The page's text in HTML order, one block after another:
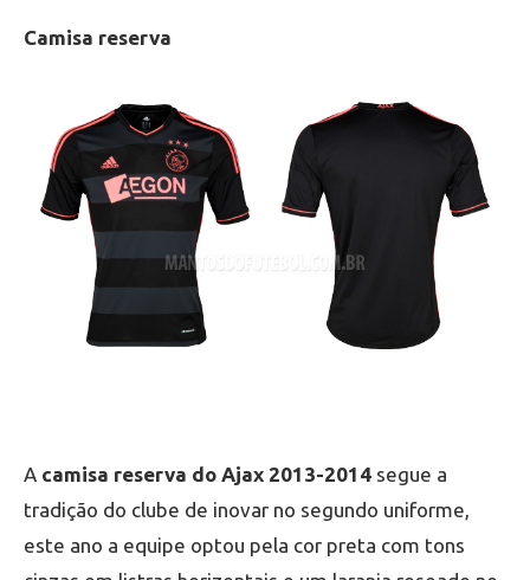
Camisa reserva
A camisa reserva do Ajax 2013-2014 segue a
tradição do clube de inovar no segundo uniforme,
este ano a equipe optou pela cor preta com tons